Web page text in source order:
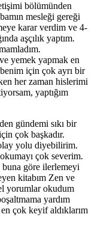
bölümünden
mesleği gereği
karar verdim ve 4-
aşçılık yaptım.
yemek yapmak en
için çok ayrı bir
her zaman hislerimi
yaptığım
gündemi sıkı bir
çok başkadır.
yolu diyebilirim.
çok severim.
buna göre ilerlemeyi
kitabım Zen ve
yorumlar okudum
yardım
çok keyif aldıklarım